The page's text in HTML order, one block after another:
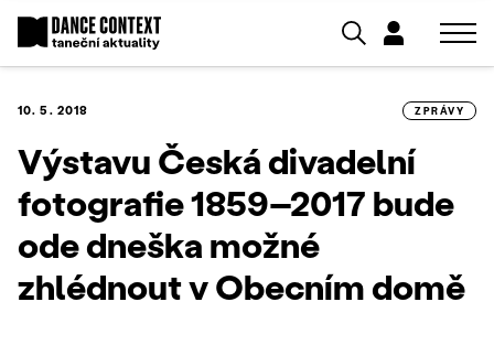
10. 5. 2018 ZPRÁVY
Výstavu Česká divadelní
fotografie 1859–2017 bude
ode dneška možné
zhlédnout v Obecním domě